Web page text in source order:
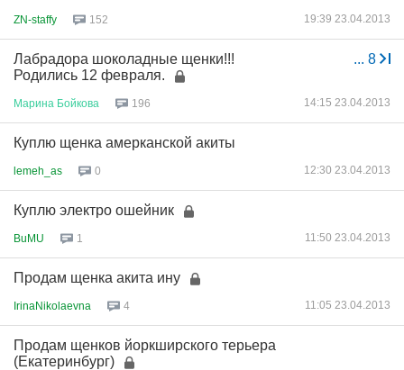
ZN-staffy 152 19:39 23.04.2013
... 8
Лабрадора шоколадные щенки!!!
Родились 12 февраля.
Марина Бойкова 196 14:15 23.04.2013
Куплю щенка амерканской акиты
lemeh_as 0 12:30 23.04.2013
Куплю электро ошейник
BuMU 1 11:50 23.04.2013
Продам щенка акита ину
IrinaNikolaevna 4 11:05 23.04.2013
Продам щенков йоркширского терьера
(Екатеринбург)